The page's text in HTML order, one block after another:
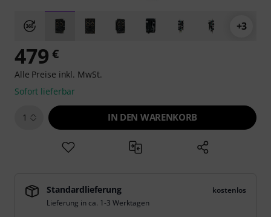
+3
479 €
Alle Preise inkl. MwSt.
Sofort lieferbar
1 IN DEN WARENKORB
Standardlieferung
kostenlos
Lieferung in ca. 1-3 Werktagen